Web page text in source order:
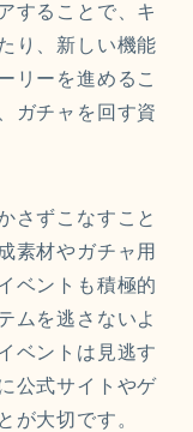
することで、キ
り、新しい機能
リーを進めるこ
ガチャを回す資
さずこなすこと
素材やガチャ用
ベントも積極的
ムを逃さないよ
ベントは見逃す
公式サイトやゲ
が大切です。